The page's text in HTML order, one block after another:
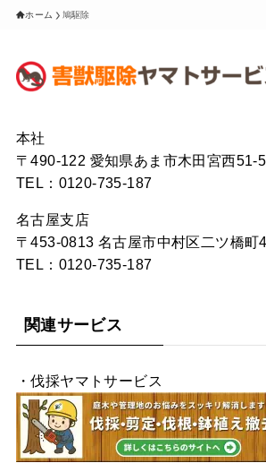
ホーム 鳩駆除
本社
〒490-122 愛知県あま市木田宮西51-5
TEL：0120-735-187
名古屋支店
〒453-0813 名古屋市中村区二ツ橋町
TEL：0120-735-187
関連サービス
・伐採ヤマトサービス